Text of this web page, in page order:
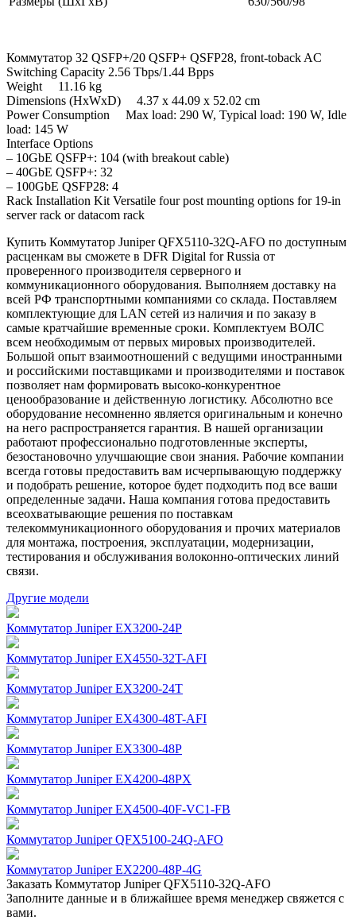
Коммутатор 32 QSFP+/20 QSFP+ QSFP28, front-toback AC
Switching Capacity 2.56 Tbps/1.44 Bpps
Weight 11.16 kg
Dimensions (HxWxD) 4.37 x 44.09 x 52.02 cm
Power Consumption Max load: 290 W, Typical load: 190 W, Idle
load: 145 W
Interface Options
– 10GbE QSFP+: 104 (with breakout cable)
– 40GbE QSFP+: 32
– 100GbE QSFP28: 4
Rack Installation Kit Versatile four post mounting options for 19-in
server rack or datacom rack
Купить Коммутатор Juniper QFX5110-32Q-AFO по доступным
расценкам вы сможете в DFR Digital for Russia от
проверенного производителя серверного и
коммуникационного оборудования. Выполняем доставку на
всей РФ транспортными компаниями со склада. Поставляем
комплектующие для LAN сетей из наличия и по заказу в
самые кратчайшие временные сроки. Комплектуем ВОЛС
всем необходимым от первых мировых производителей.
Большой опыт взаимоотношений с ведущими иностранными
и российскими поставщиками и производителями и поставок
позволяет нам формировать высоко-конкурентное
ценообразование и действенную логистику. Абсолютно все
оборудование несомненно является оригинальным и конечно
на него распространяется гарантия. В нашей организации
работают профессионально подготовленные эксперты,
безостановочно улучшающие свои знания. Рабочие компании
всегда готовы предоставить вам исчерпывающую поддержку
и подобрать решение, которое будет подходить под все ваши
определенные задачи. Наша компания готова предоставить
всеохватывающие решения по поставкам
телекоммуникационного оборудования и прочих материалов
для монтажа, построения, эксплуатации, модернизации,
тестирования и обслуживания волоконно-оптических линий
связи.
Другие модели
Коммутатор Juniper EX3200-24P
Коммутатор Juniper EX4550-32T-AFI
Коммутатор Juniper EX3200-24T
Коммутатор Juniper EX4300-48T-AFI
Коммутатор Juniper EX3300-48P
Коммутатор Juniper EX4200-48PX
Коммутатор Juniper EX4500-40F-VC1-FB
Коммутатор Juniper QFX5100-24Q-AFO
Коммутатор Juniper EX2200-48P-4G
Заказать Коммутатор Juniper QFX5110-32Q-AFO
Заполните данные и в ближайшее время менеджер свяжется с
вами.